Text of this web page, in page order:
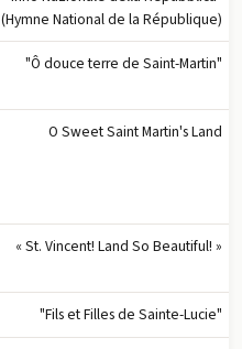
(Hymne National de la République)
"Ô douce terre de Saint-Martin"
O Sweet Saint Martin's Land
« St. Vincent! Land So Beautiful! »
"Fils et Filles de Sainte-Lucie"